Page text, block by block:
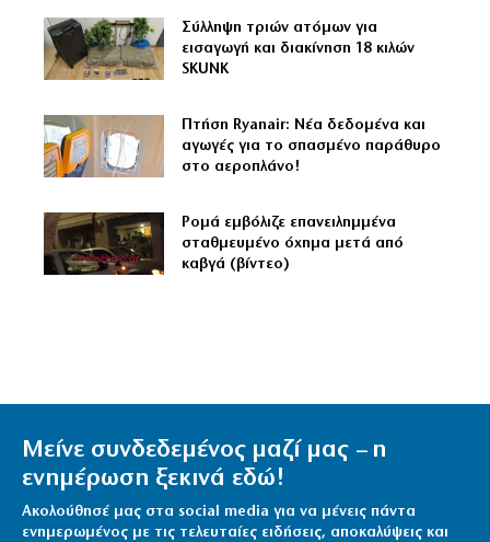
Σύλληψη τριών ατόμων για
εισαγωγή και διακίνηση 18 κιλών
SKUNK
Πτήση Ryanair: Νέα δεδομένα και
αγωγές για το σπασμένο παράθυρο
στο αεροπλάνο!
Ρομά εμβόλιζε επανειλημμένα
σταθμευμένο όχημα μετά από
καβγά (βίντεο)
Μείνε συνδεδεμένος μαζί μας – η
ενημέρωση ξεκινά εδώ!
Ακολούθησέ μας στα social media για να μένεις πάντα
ενημερωμένος με τις τελευταίες ειδήσεις, αποκαλύψεις και